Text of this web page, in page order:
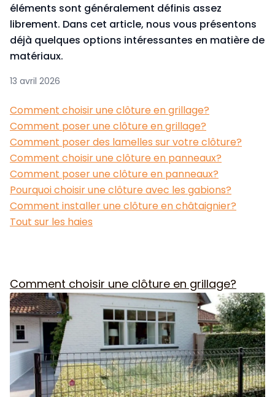
éléments sont généralement définis assez
librement. Dans cet article, nous vous présentons
déjà quelques options intéressantes en matière de
matériaux.
13 avril 2026
Comment choisir une clôture en grillage?
Comment poser une clôture en grillage?
Comment poser des lamelles sur votre clôture?
Comment choisir une clôture en panneaux?
Comment poser une clôture en panneaux?
Pourquoi choisir une clôture avec les gabions?
Comment installer une clôture en châtaignier?
Tout sur les haies
Comment choisir une clôture en grillage?